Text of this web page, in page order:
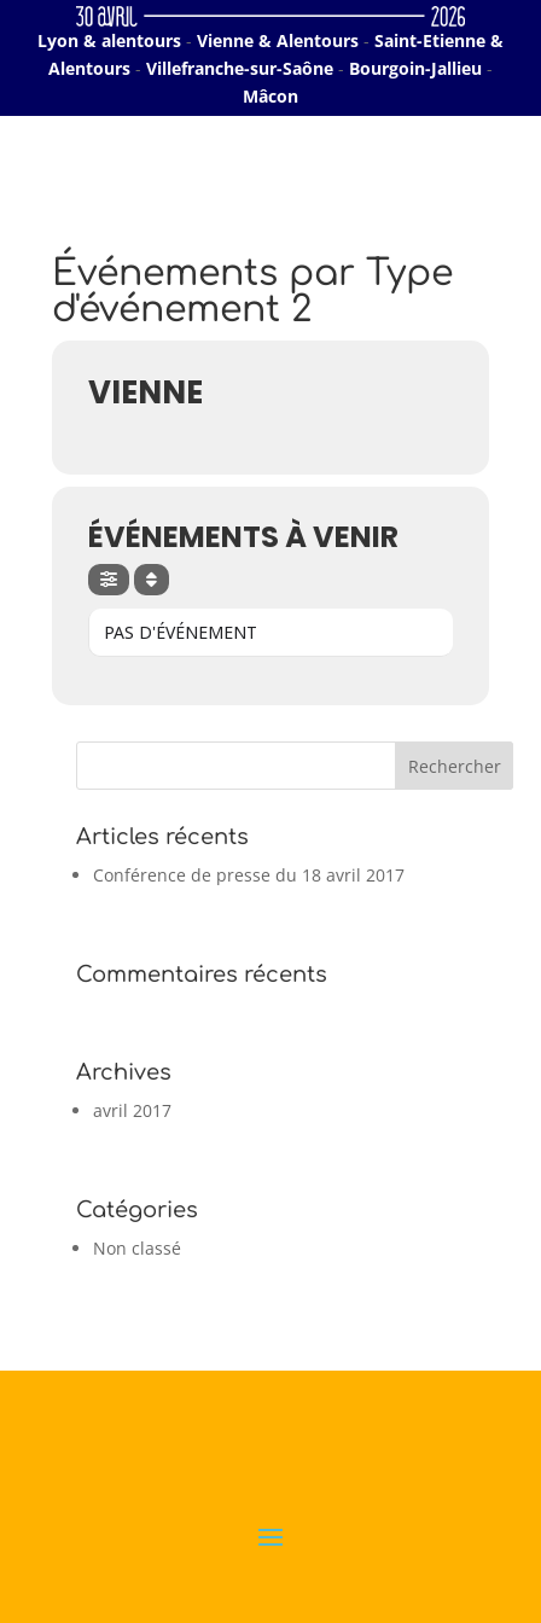
Lyon & alentours - Vienne & Alentours - Saint-Etienne &
Alentours - Villefranche-sur-Saône - Bourgoin-Jallieu -
Mâcon
Événements par Type
d'événement 2
VIENNE
ÉVÉNEMENTS À VENIR
PAS D'ÉVÉNEMENT
Articles récents
Conférence de presse du 18 avril 2017
Commentaires récents
Archives
avril 2017
Catégories
Non classé